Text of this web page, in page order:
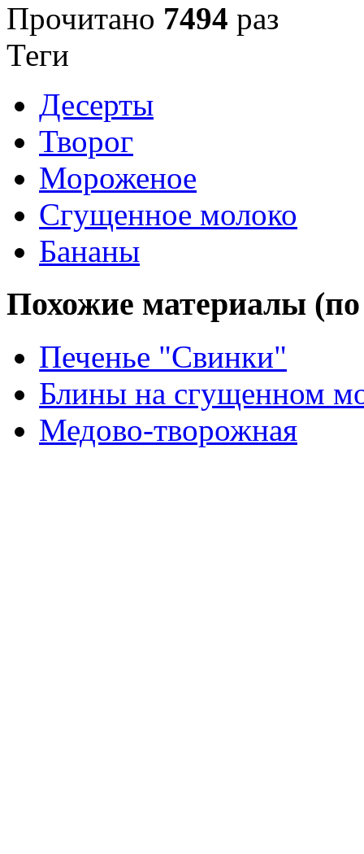
Прочитано 7494 раз
Теги
Десерты
Творог
Мороженое
Сгущенное молоко
Бананы
Похожие материалы (по
Печенье "Свинки"
Блины на сгущенном
Медово-творожная